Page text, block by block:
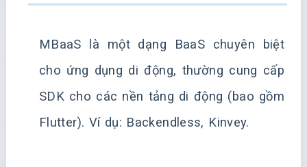
MBaaS là một dạng BaaS chuyên biệt
cho ứng dụng di động, thường cung cấp
SDK cho các nền tảng di động (bao gồm
Flutter). Ví dụ: Backendless, Kinvey.